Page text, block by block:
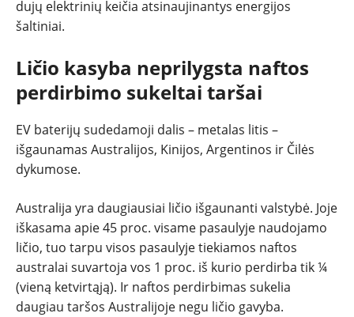
dujų elektrinių keičia atsinaujinantys energijos
šaltiniai.
Ličio kasyba neprilygsta naftos
perdirbimo sukeltai taršai
EV baterijų sudedamoji dalis – metalas litis –
išgaunamas Australijos, Kinijos, Argentinos ir Čilės
dykumose.
Australija yra daugiausiai ličio išgaunanti valstybė. Joje
iškasama apie 45 proc. visame pasaulyje naudojamo
ličio, tuo tarpu visos pasaulyje tiekiamos naftos
australai suvartoja vos 1 proc. iš kurio perdirba tik ¼
(vieną ketvirtąją). Ir naftos perdirbimas sukelia
daugiau taršos Australijoje negu ličio gavyba.